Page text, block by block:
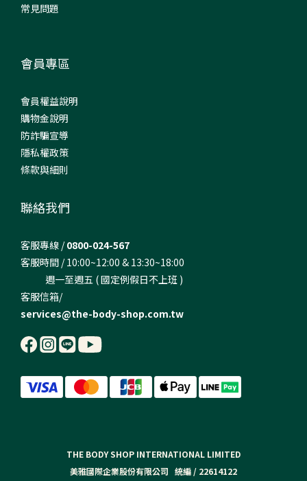
常見問題
會員專區
會員權益說明
購物金說明
防詐騙宣導
隱私權政策
條款與細則
聯絡我們
客服專線 /0800-024-567
客服時間 / 10:00~12:00 & 13:30~18:00
週一至週五 ( 國定例假日不上班 )
客服信箱/
services@the-body-shop.com.tw
THE BODY SHOP INTERNATIONAL LIMITED
美雅國際企業股份有限公司 統編 / 22614122